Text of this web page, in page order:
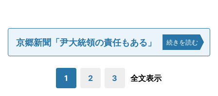
京郷新聞「尹大統領の責任もある」 続きを読む
1 2 3 全文表示